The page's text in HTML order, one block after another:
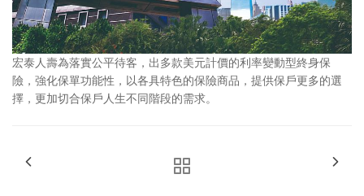
宏泰人壽為落實公平待客，出多款美元計價的利率變動型終身保
險，強化保單功能性，以各具特色的保險商品，提供保戶更多的選
擇，更加切合保戶人生不同階段的需求。